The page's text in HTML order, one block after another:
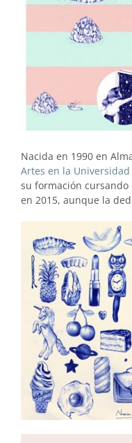
Nacida en 1990 en
Artes en la
su formación cursando
en 2015, aunque la